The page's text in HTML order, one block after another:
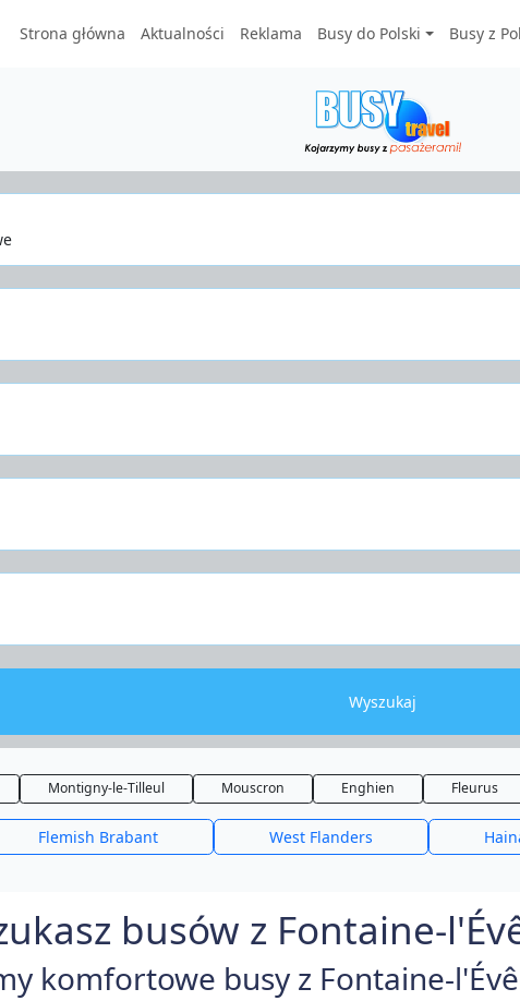
Strona główna Aktualności Reklama Busy do Polski Busy z
Wyszukaj
Montigny-le-Tilleul Mouscron Enghien Fleurus
Flemish Brabant West Flanders
busów z Fontaine-
komfortowe busy z Fontaine-